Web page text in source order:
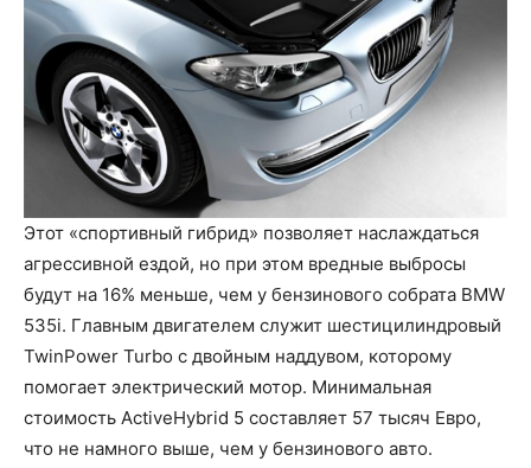
Этот «спортивный гибрид» позволяет наслаждаться
агрессивной ездой, но при этом вредные выбросы
будут на 16% меньше, чем у бензинового собрата BMW
535i. Главным двигателем служит шестицилиндровый
TwinPower Turbo с двойным наддувом, которому
помогает электрический мотор. Минимальная
стоимость ActiveHybrid 5 составляет 57 тысяч Евро,
что не намного выше, чем у бензинового авто.